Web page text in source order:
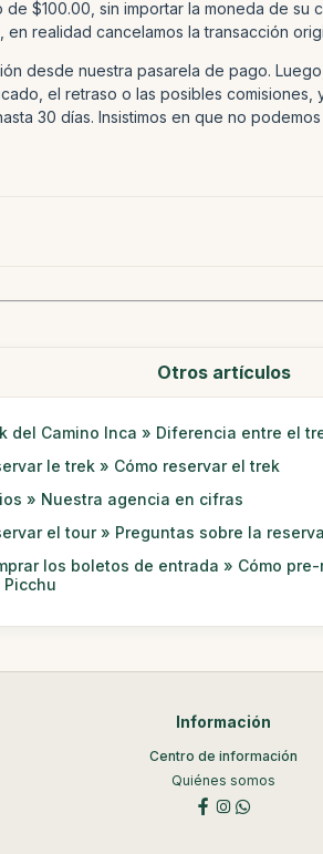
$100.00, sin importar la moneda de
realidad cancelamos la transacción
desde nuestra pasarela de pago.
el retraso o las posibles
30 días. Insistimos en que no
Otros artículos
del Camino Inca » Diferencia entre el
le trek » Cómo reservar el trek
» Nuestra agencia en cifras
el tour » Preguntas sobre la
los boletos de entrada » Cómo
Picchu
Información
Centro de información
Quiénes somos